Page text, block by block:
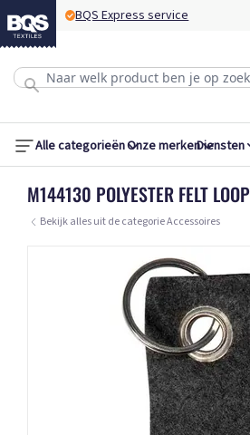
BQS Express service
Alle categorieënOnze merkenDiensten
M144130 POLYESTER FELT LOOP
Bekijk alles uit de categorie Accessoires